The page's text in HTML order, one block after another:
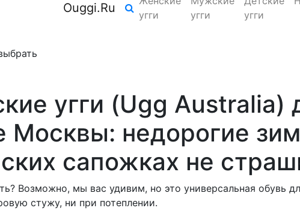
Ouggi.Ru
угги
угги
угги
угги (Ugg Australia)
Москвы: недорогие
сапожках не
Возможно, мы вас удивим, но это универсальная обувь
стужу, ни при потеплении.